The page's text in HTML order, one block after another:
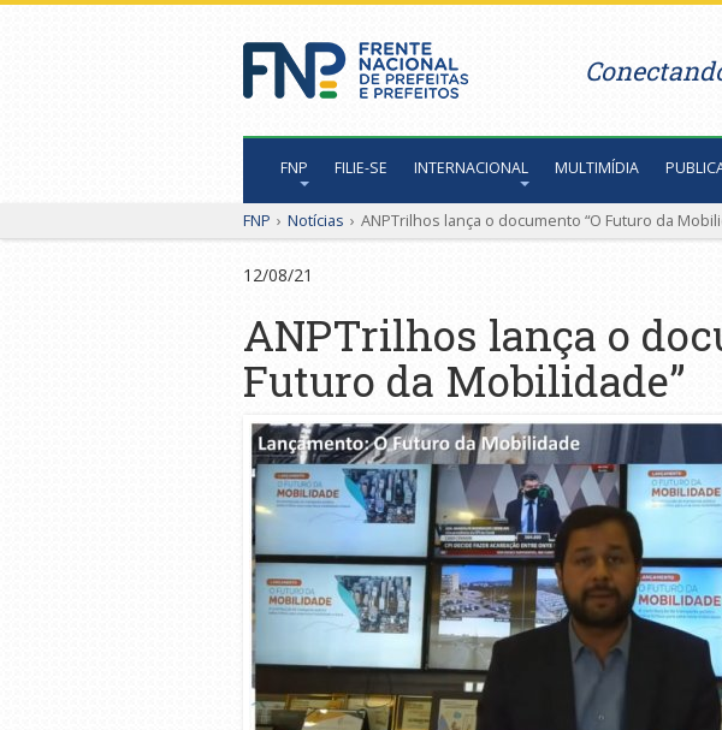
FNP FILIE-SE INTERNACIONAL MULTIMÍDIA
FNP › Notícias › ANPTrilhos lança o documento “O Futuro da
12/08/21
ANPTrilhos lança o
Futuro da Mobilidade”